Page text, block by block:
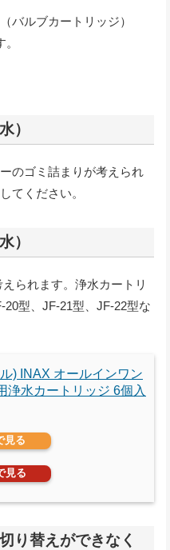
バルブカートリッジ）
）
のゴミ詰まりが考えられ
てください。
）
られます。浄水カートリ
型、JF-21型、JF-22型な
) INAX オールインワン
浄水カートリッジ 6個入
見る
見る
り替えができなく